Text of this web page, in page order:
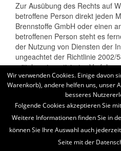
Zur Ausübung des Rechts auf
betroffene Person direkt jeden
Brennstoffe GmbH oder einen
betroffenen Person steht es
der Nutzung von Diensten der
ungeachtet der Richtlinie 2002/
mittels automatisierter
technische Spezifikationen
h) Automatisierte
Einzelfall einschließlich
Jede von der Verarbeitung
betroffene Person hat das vom
Verordnungsgeber gewährte
Wir verwenden Cookies. Einige davon
Warenkorb), andere helfen uns, unser
besseres
Folgende Cookies akzeptieren Sie
Weitere Informationen finden Sie in
können Sie Ihre Auswahl auch
Seite mit der